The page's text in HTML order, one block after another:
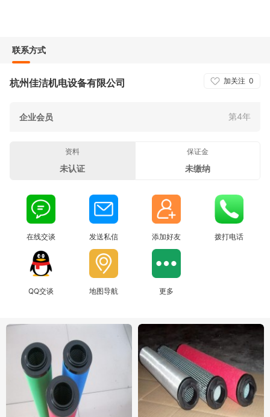
联系方式
加关注 0
杭州佳洁机电设备有限公司
企业会员 第4年
资料
未认证
保证金
未缴纳
在线交谈 发送私信 添加好友 拨打电话
QQ交谈 地图导航 更多